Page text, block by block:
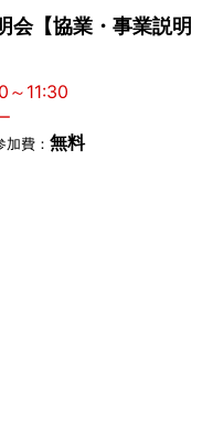
会【協業・事業説明
～11:30
加費： 無料